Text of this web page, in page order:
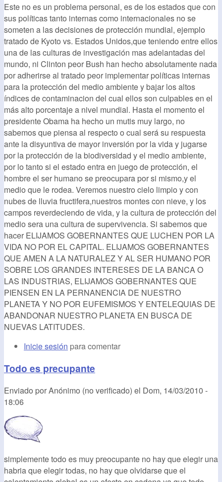
Este no es un problema personal, es de los estados que con
sus políticas tanto internas como internacionales no se
someten a las decisiones de protección mundial, ejemplo
tratado de Kyoto vs. Estados Unidos,que teniendo entre ellos
una de las culturas de investigación mas adelantadas del
mundo, ni Clinton peor Bush han hecho absolutamente nada
por adherirse al tratado peor implementar políticas internas
para la protección del medio ambiente y bajar los altos
índices de contaminacion del cual ellos son culpables en el
más alto porcentaje a nivel mundial. Hasta el momento el
presidente Obama ha hecho un mutis muy largo, no
sabemos que piensa al respecto o cual será su respuesta
ante la disyuntiva de mayor inversión por la vida y jugarse
por la protección de la biodiversidad y el medio ambiente,
por lo tanto si el estado entra en juego de protección, el
hombre el ser humano se preocupara por si mismo,y el
medio que le rodea. Veremos nuestro cielo limpio y con
nubes de lluvia fructifera,nuestros montes con nieve, y los
campos reverdeciendo de vida, y la cultura de protección del
medio sera una cultura de supervivencia. Si sabemos que
hacer ELIJAMOS GOBERNANTES QUE LUCHEN POR LA
VIDA NO POR EL CAPITAL. ELIJAMOS GOBERNANTES
QUE AMEN A LA NATURALEZ Y AL SER HUMANO POR
SOBRE LOS GRANDES INTERESES DE LA BANCA O
LAS INDUSTRIAS, ELIJAMOS GOBERNANTES QUE
PIENSEN EN LA PERNANENCIA DE NUESTRO
PLANETA Y NO POR EUFEMISMOS Y ENTELEQUIAS DE
ABANDONAR NUESTRO PLANETA EN BUSCA DE
NUEVAS LATITUDES.
Inicie sesión para comentar
Todo es precupante
Enviado porAnónimo (no verificado) el Dom, 14/03/2010 -
18:06
simplemente todo es muy preocupante no hay que elegir una
habria que elegir todas, no hay que olvidarse que el